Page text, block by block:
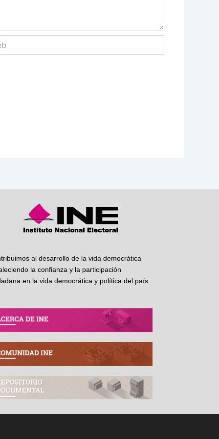
al desarrollo de la vida democrática
la confianza y la participación
en la vida democrática y política del país.